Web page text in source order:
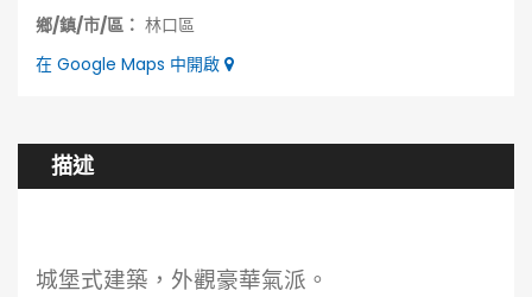
描述
城堡式建築，外觀豪華氣派。
鄉/鎮/市/區： 林口區
在 Google Maps 中開啟